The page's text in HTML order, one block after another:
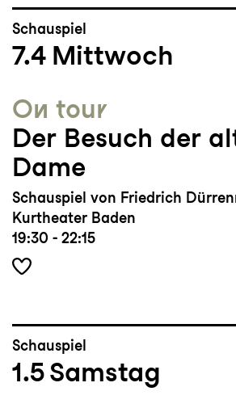
Schauspiel
7.4 Mittwoch
On tour
Der Besuch der
Dame
Schauspiel von Friedrich
Kurtheater Baden
19:30 - 22:15
Schauspiel
1.5Samstag